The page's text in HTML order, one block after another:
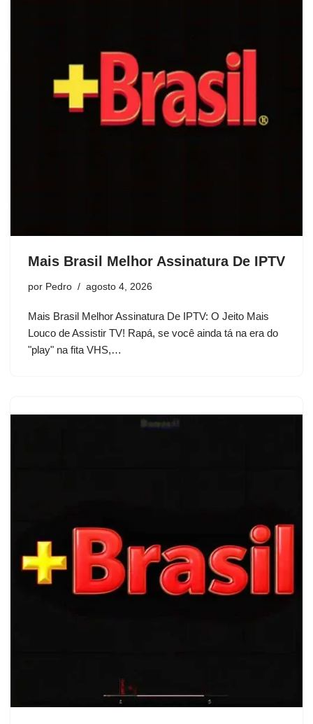
Mais Brasil Melhor Assinatura De IPTV
por Pedro agosto 4, 2026
Mais Brasil Melhor Assinatura De IPTV: O Jeito Mais
Louco de Assistir TV! Rapá, se você ainda tá na era do
"play" na fita VHS,…